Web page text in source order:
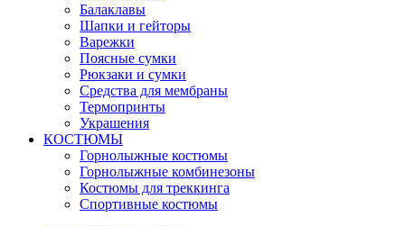
Балаклавы
Шапки и гейторы
Варежки
Поясные сумки
Рюкзаки и сумки
Средства для мембраны
Термопринты
Украшения
КОСТЮМЫ
Горнолыжные костюмы
Горнолыжные комбинезоны
Костюмы для треккинга
Спортивные костюмы